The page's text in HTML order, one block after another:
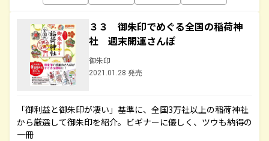
３３ 御朱印でめぐる全国の稲荷神
社 週末開運さんぽ
御朱印
2021.01.28 発売
「御利益と御朱印が凄い」基準に、全国3万社以上の稲荷神社
から厳選して御朱印を紹介。ビギナーに優しく、ツウも納得の
一冊